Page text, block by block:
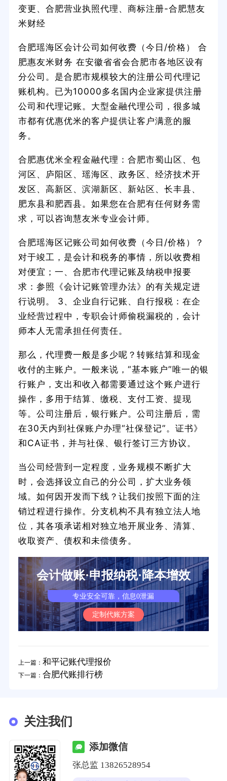
变更、合肥营业执照代理、商标注册-合肥慧友
米财经
合肥瑶海区会计公司如何收费（今日/价格） 合
肥惠友米财务 在安徽省省会合肥市各地区设有
分公司。是合肥市规模较大的注册公司代理记
账机构。已为10000多名国内企业家提供注册
公司和代理记账。大型金融代理公司，很多城
市都有优惠优米的客户提供让客户满意的服
务。
合肥惠优米全程金融代理：合肥市蜀山区、包
河区、庐阳区、瑶海区、政务区、经济技术开
发区、高新区、滨湖新区、新站区、长丰县、
肥东县和肥西县。如果您在合肥有任何财务需
求，可以咨询慧友米专业会计师。
合肥瑶海区记账公司如何收费（今日/价格）？
对于竣工，是会计和税务的事情，所以收费相
对便宜；一、合肥市代理记账及纳税申报要
求：参照《会计记账管理办法》的有关规定进
行说明。 3、企业自行记账、自行报税：在企
业经营过程中，专职会计师偷税漏税的，会计
师本人无需承担任何责任。
那么，代理费一般是多少呢？转账结算和现金
收付的主账户。一般来说，“基本账户”唯一的银
行账户，支出和收入都需要通过这个账户进行
操作，多用于结算、缴税、支付工资、提现
等。公司注册后，银行账户。公司注册后，需
在30天内到社保账户办理“社保登记”。证书》
和CA证书，并与社保、银行签订三方协议。
当公司经营到一定程度，业务规模不断扩大
时，会选择设立自己的分公司，扩大业务领
域。如何因开发而下线？让我们按照下面的注
销过程进行操作。分支机构不具有独立法人地
位，其各项承诺相对独立地开展业务、清算、
收取资产、债权和未偿债务。
会计做账·申报纳税·降本增效
专业安全可靠，信息0泄漏
定制代账方案
上一篇： 和平记账代理报价
下一篇： 合肥代账排行榜
关注我们
添加微信
张总监 13826528954